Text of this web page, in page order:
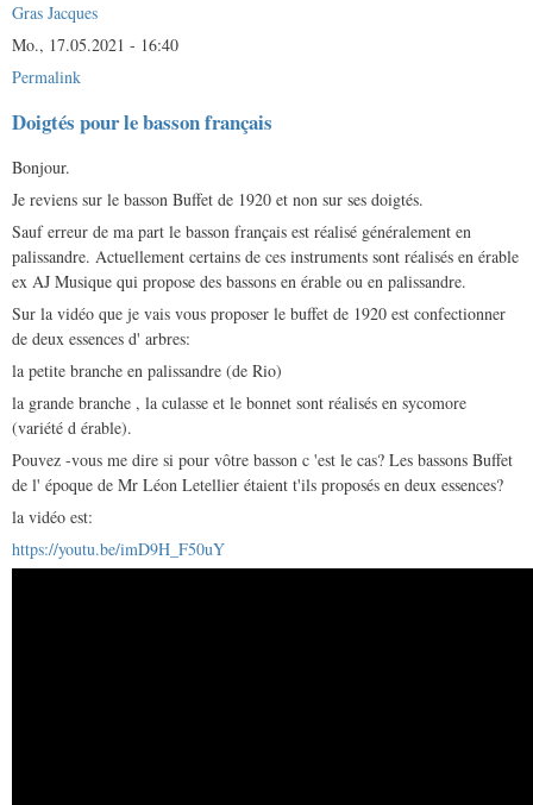
Gras Jacques
Mo., 17.05.2021 - 16:40
Permalink
Doigtés pour le basson français
Bonjour.
Je reviens sur le basson Buffet de 1920 et non sur ses doigtés.
Sauf erreur de ma part le basson français est réalisé généralement en
palissandre. Actuellement certains de ces instruments sont réalisés en érable
ex AJ Musique qui propose des bassons en érable ou en palissandre.
Sur la vidéo que je vais vous proposer le buffet de 1920 est confectionner
de deux essences d' arbres:
la petite branche en palissandre (de Rio)
la grande branche , la culasse et le bonnet sont réalisés en sycomore
(variété d érable).
Pouvez -vous me dire si pour vôtre basson c 'est le cas? Les bassons Buffet
de l' époque de Mr Léon Letellier étaient t'ils proposés en deux essences?
la vidéo est:
https://youtu.be/imD9H_F50uY